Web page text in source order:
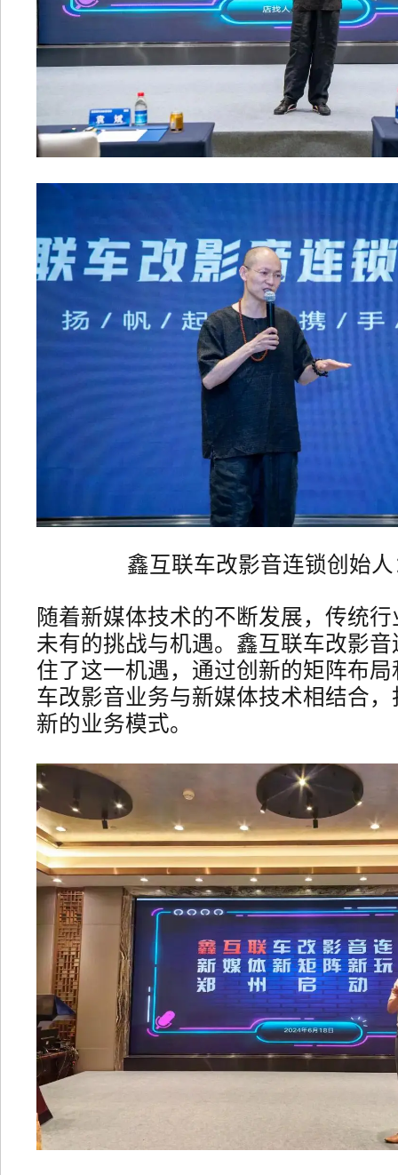
鑫互联车改影音连锁创始
随着新媒体技术的不断发展，传统
未有的挑战与机遇。鑫互联车改影
住了这一机遇，通过创新的矩阵布
车改影音业务与新媒体技术相结合
新的业务模式。